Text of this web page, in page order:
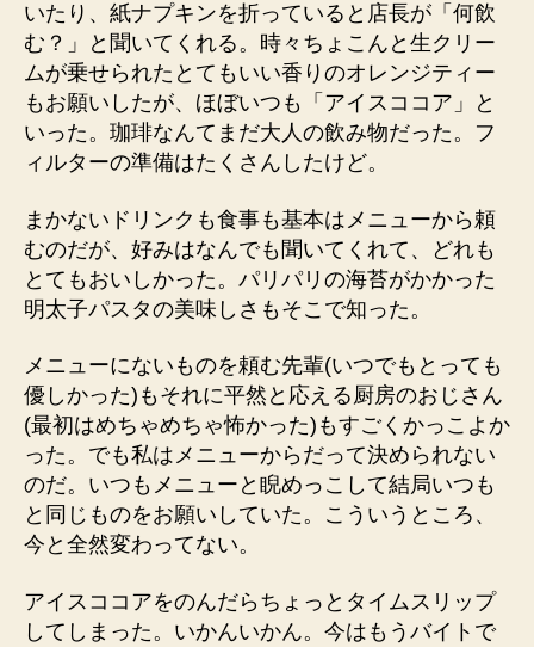
いたり、紙ナプキンを折っていると店長が「何飲
む？」と聞いてくれる。時々ちょこんと生クリー
ムが乗せられたとてもいい香りのオレンジティー
もお願いしたが、ほぼいつも「アイスココア」と
いった。珈琲なんてまだ大人の飲み物だった。フ
ィルターの準備はたくさんしたけど。
まかないドリンクも食事も基本はメニューから頼
むのだが、好みはなんでも聞いてくれて、どれも
とてもおいしかった。パリパリの海苔がかかった
明太子パスタの美味しさもそこで知った。
メニューにないものを頼む先輩(いつでもとっても
優しかった)もそれに平然と応える厨房のおじさん
(最初はめちゃめちゃ怖かった)もすごくかっこよか
った。でも私はメニューからだって決められない
のだ。いつもメニューと睨めっこして結局いつも
と同じものをお願いしていた。こういうところ、
今と全然変わってない。
アイスココアをのんだらちょっとタイムスリップ
してしまった。いかんいかん。今はもうバイトで